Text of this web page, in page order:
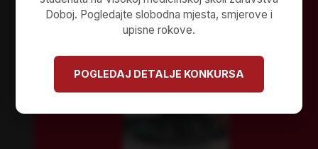
terapije, sanitarnog inženjerstva i
laboratorijsko-medicinskog inženjerstva.
Doboj. Pogledajte slobodna mjesta, smjerove i
upisne rokove.
POGLEDAJ DETALJE KONKURSA